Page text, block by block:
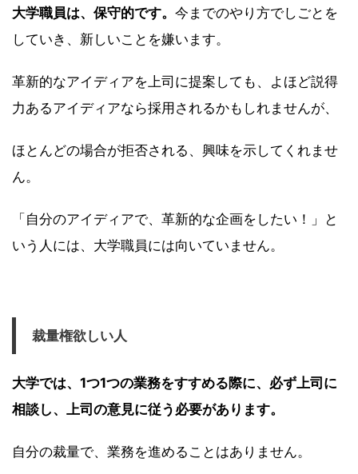
大学職員は、保守的です。 今までのやり方でしごとを
していき、新しいことを嫌います。
革新的なアイディアを上司に提案しても、よほど説得
力あるアイディアなら採用されるかもしれませんが、
ほとんどの場合が拒否される、興味を示してくれませ
ん。
「自分のアイディアで、革新的な企画をしたい！」と
いう人には、大学職員には向いていません。
裁量権欲しい人
大学では、1つ1つの業務をすすめる際に、必ず上司に
相談し、上司の意見に従う必要があります。
自分の裁量で、業務を進めることはありません。